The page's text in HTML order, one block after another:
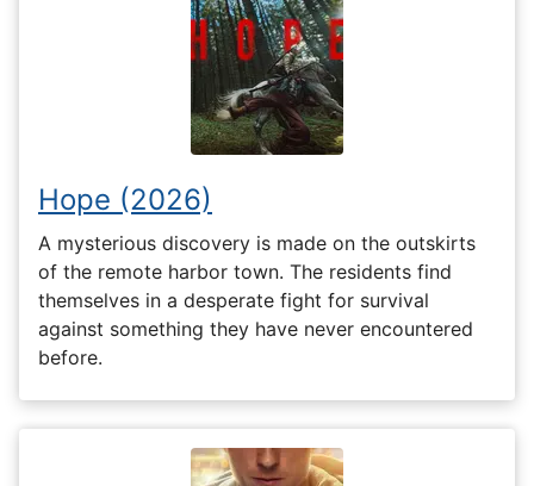
Hope (2026)
A mysterious discovery is made on the outskirts
of the remote harbor town. The residents find
themselves in a desperate fight for survival
against something they have never encountered
before.